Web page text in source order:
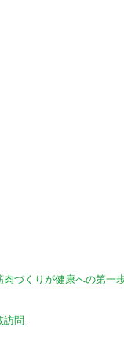
づくりが健康への第一
訪問